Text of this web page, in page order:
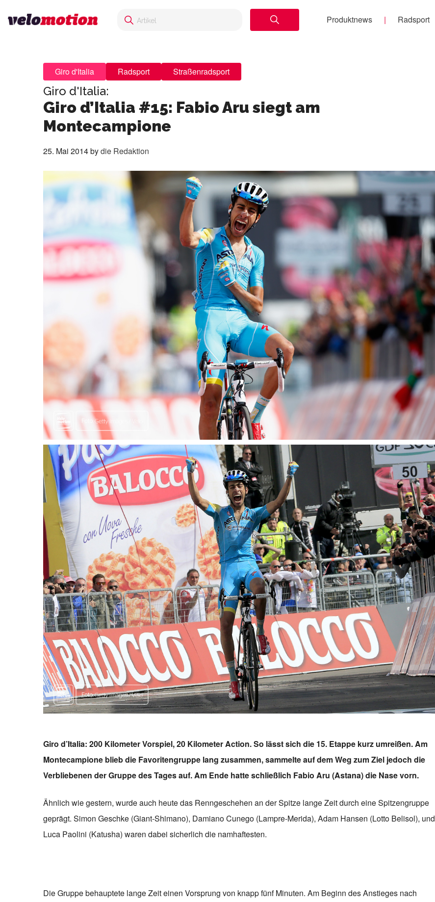
Produktnews Radsport
Giro d'Italia Radsport Straßenradsport
Giro d'Italia:
Giro d’Italia #15: Fabio Aru siegt am
Montecampione
25. Mai 2014bydie Redaktion
Giro d’Italia: 200 Kilometer Vorspiel, 20 Kilometer Action. So lässt sich die 15. Etappe kurz umreißen. Am
Montecampione blieb die Favoritengruppe lang zusammen, sammelte auf dem Weg zum Ziel jedoch die
Verbliebenen der Gruppe des Tages auf. Am Ende hatte schließlich Fabio Aru (Astana) die Nase vorn.
Ähnlich wie gestern, wurde auch heute das Renngeschehen an der Spitze lange Zeit durch eine Spitzengruppe
geprägt. Simon Geschke (Giant-Shimano), Damiano Cunego (Lampre-Merida), Adam Hansen (Lotto Belisol), und
Luca Paolini (Katusha) waren dabei sicherlich die namhaftesten.
Die Gruppe behauptete lange Zeit einen Vorsprung von knapp fünf Minuten. Am Beginn des Anstieges nach